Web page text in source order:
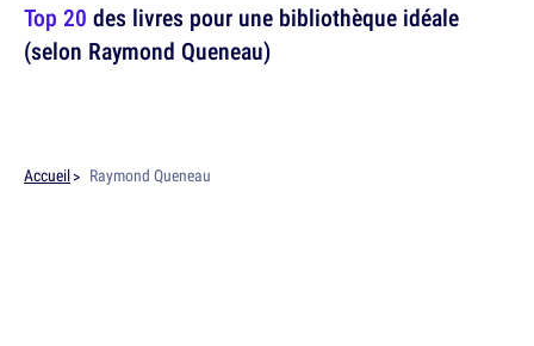
Top 20 des livres pour une bibliothèque idéale
(selon Raymond Queneau)
Accueil Raymond Queneau